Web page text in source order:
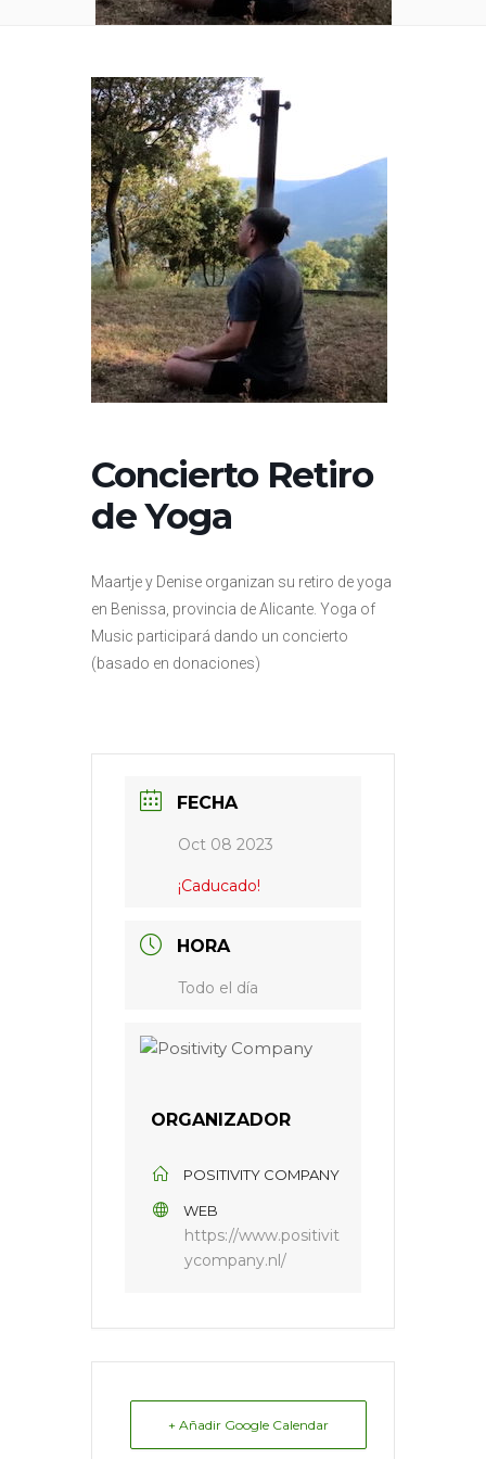
Concierto Retiro
de Yoga
Maartje y Denise organizan su retiro de yoga
en Benissa, provincia de Alicante. Yoga of
Music participará dando un concierto
(basado en donaciones)
FECHA
Oct 08 2023
¡Caducado!
HORA
Todo el día
ORGANIZADOR
POSITIVITY COMPANY
WEB
https://www.positivit
ycompany.nl/
+ Añadir Google Calendar